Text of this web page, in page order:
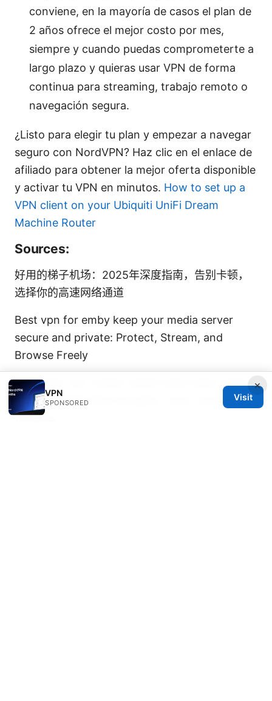
conviene, en la mayoría de casos el plan de
2 años ofrece el mejor costo por mes,
siempre y cuando puedas comprometerte a
largo plazo y quieras usar VPN de forma
continua para streaming, trabajo remoto o
navegación segura.
¿Listo para elegir tu plan y empezar a navegar
seguro con NordVPN? Haz clic en el enlace de
afiliado para obtener la mejor oferta disponible
y activar tu VPN en minutos. How to set up a
VPN client on your Ubiquiti UniFi Dream
Machine Router
Sources:
好用的梯子机场：2025年深度指南，告别卡顿，
选择你的高速网络通道
Best vpn for emby keep your media server
secure and private: Protect, Stream, and
Browse Freely
Surfshark vpn review reddit what users really
think in 2026: Real thoughts, stats, and honest
verdicts
×
VPN
SPONSORED
Visit